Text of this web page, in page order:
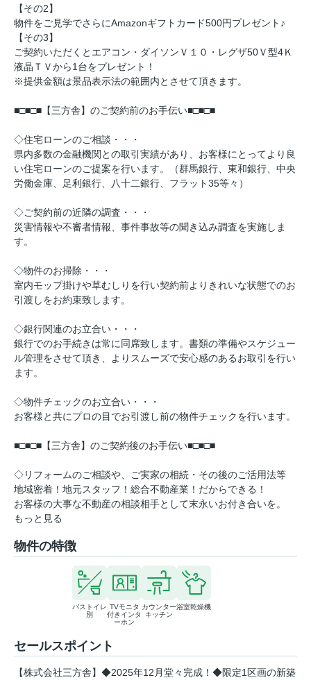
【その2】
物件をご見学でさらにAmazonギフトカード500円プレゼント♪
【その3】
ご契約いただくとエアコン・ダイソンＶ１０・レグザ50Ｖ型4Ｋ
液晶ＴＶから1台をプレゼント！
※提供金額は景品表示法の範囲内とさせて頂きます。
■□■□■【三方舎】のご契約前のお手伝い■□■□■
◇住宅ローンのご相談・・・
県内多数の金融機関との取引実績があり、お客様にとってより良
い住宅ローンのご提案を行います。（群馬銀行、東和銀行、中央
労働金庫、足利銀行、八十二銀行、フラット35等々）
◇ご契約前の近隣の調査・・・
災害情報や不審者情報、事件事故等の聞き込み調査を実施しま
す。
◇物件のお掃除・・・
室内モップ掛けや草むしりを行い契約前よりきれいな状態でのお
引渡しをお約束致します。
◇銀行関連のお立合い・・・
銀行でのお手続きは常に同席致します。書類の準備やスケジュー
ル管理をさせて頂き、よりスムーズで安心感のあるお取引を行い
ます。
◇物件チェックのお立合い・・・
お客様と共にプロの目でお引渡し前の物件チェックを行います。
■□■□■【三方舎】のご契約後のお手伝い■□■□■
◇リフォームのご相談や、ご実家の相続・その後のご活用法等
地域密着！地元スタッフ！総合不動産業！だからできる！
お客様の大事な不動産の相談相手として末永いお付き合いを。
もっと見る
物件の特徴
バストイレ
別
TVモニタ
付きインタ
ーホン
カウンター
キッチン
浴室乾燥機
セールスポイント
【株式会社三方舎】◆2025年12月堂々完成！◆限定1区画の新築